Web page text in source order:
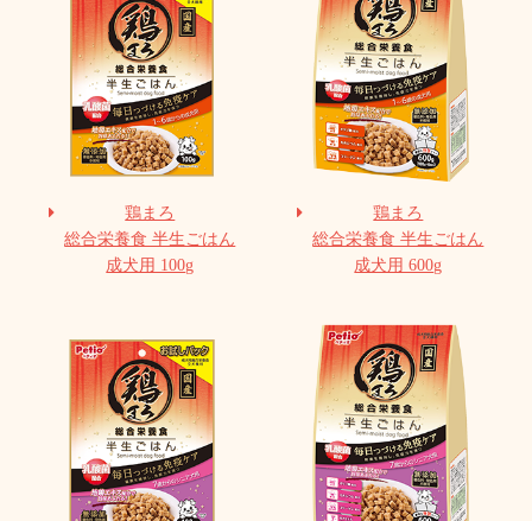
鶏まろ
総合栄養食 半生ごはん
成犬用 100g
鶏まろ
総合栄養食 半生ごはん
成犬用 600g